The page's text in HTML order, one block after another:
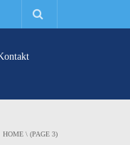
HOME \ (PAGE 3)